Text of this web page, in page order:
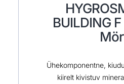
BUILDING
Ühekomponentne,
kiirelt kivistuv